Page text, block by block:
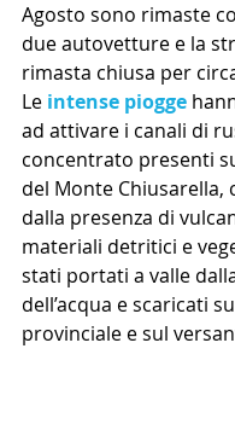
Agosto sono rimaste
due autovetture e la
rimasta chiusa per
Le intense piogge
ad attivare i canali di
concentrato presenti
del Monte Chiusarella,
dalla presenza di
materiali detritici e
stati portati a valle
dell’acqua e scaricati
provinciale e sul